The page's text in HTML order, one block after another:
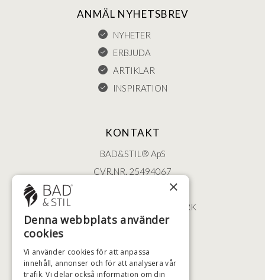
ANMÄL NYHETSBREV
NYHETER
ERBJUDA
ARTIKLAR
INSPIRATION
KONTAKT
BAD&STIL® ApS
CVR.NR. 25494067
ØSTERBROGADE 202
2100 KØBENHAVN • DANMARK
+46 (0)79 008 12 60
×
Denna webbplats använder
cookies
Vi använder cookies för att anpassa
innehåll, annonser och för att analysera vår
trafik. Vi delar också information om din